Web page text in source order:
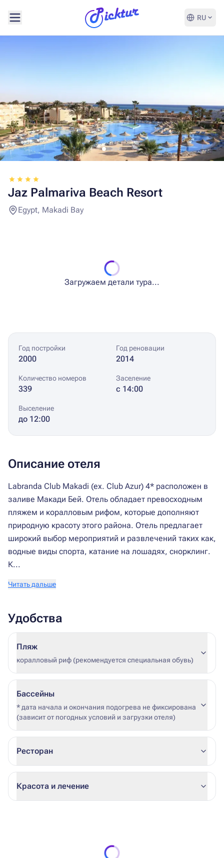
RU
Jaz Palmariva Beach Resort
Egypt, Makadi Bay
Загружаем детали тура...
Год постройки
2000
Год реновации
2014
Количество номеров
339
Заселение
с 14:00
Выселение
до 12:00
Описание отеля
Labranda Club Makadi (ex. Club Azur) 4* расположен в
заливе Макади Бей. Отель обладает превосходным
пляжем и коралловым рифом, которые дополняют
природную красоту этого района. Отель предлагает
широкий выбор мероприятий и развлечений таких как,
водные виды спорта, катание на лошадях, снорклинг.
К...
Читать дальше
Удобства
Пляж
коралловый риф (рекомендуется специальная обувь)
Бассейны
* дата начала и окончания подогрева не фиксирована
(зависит от погодных условий и загрузки отеля)
Ресторан
Красота и лечение